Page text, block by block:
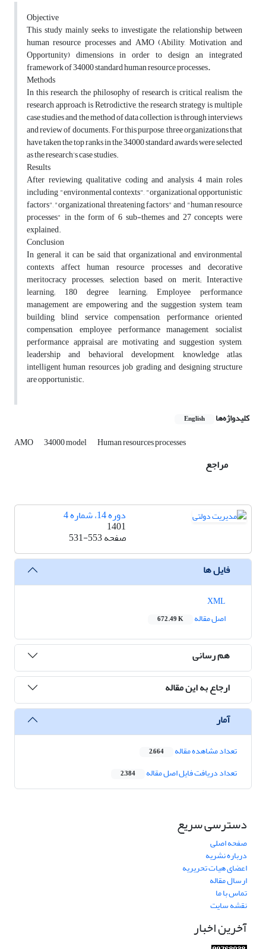
Objective
This study mainly seeks to investigate the relationship between
human resource processes and AMO (Ability, Motivation, and
Opportunity) dimensions in order to design an integrated
framework of 34000 standard human resource processes.
Methods
In this research, the philosophy of research is critical realism, the
research approach is Retrodictive, the research strategy is multiple
case studies and the method of data collection is through interviews
and review of documents. For this purpose, three organizations that
have taken the top ranks in the 34000 standard awards were selected
as the research’s case studies.
Results
After reviewing, qualitative coding and analysis, 4 main roles
including "environmental contexts", "organizational opportunistic
factors", "organizational threatening factors" and "human resource
processes" in the form of 6 sub-themes and 27 concepts were
explained.
Conclusion
In general, it can be said that organizational and environmental
contexts affect human resource processes and decorative
meritocracy processes; selection based on merit; Interactive
learning; 180 degree learning; Employee performance
management are empowering and the suggestion system, team
building, blind service compensation, performance oriented
compensation, employee performance management, socialist
performance appraisal are motivating and suggestion system,
leadership and behavioral development, knowledge atlas,
intelligent human resources, job grading and designing structure
are opportunistic.
کلیدواژه‌ها English
AMO 34000 model Human resources processes
مراجع
دوره 14، شماره 4
1401
صفحه531-553
فایل ها
اصل مقاله
672.49 K
هم رسانی
ارجاع به این مقاله
آمار
تعداد مشاهده مقاله 2,664
تعداد دریافت فایل اصل مقاله 2,384
دسترسی سریع
صفحه اصلی
درباره نشریه
اعضای هیات تحریریه
ارسال مقاله
تماس با ما
نقشه سایت
آخرین اخبار